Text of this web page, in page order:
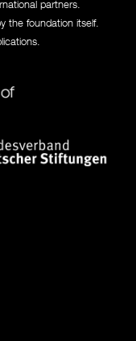
partners.
the foundation itself.